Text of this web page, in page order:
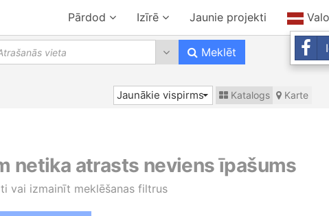
Pārdod Izīrē Jaunie projekti
10 results are available, use up
Meklēt
Jaunākie vispirms Katalogs Karte
netika atrasts neviens īpašums
vai izmainīt meklēšanas filtrus